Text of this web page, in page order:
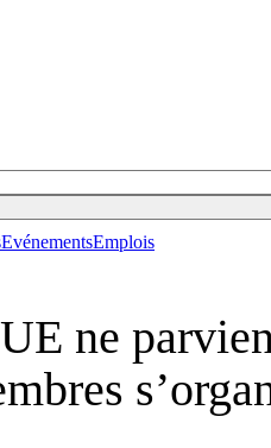
EvénementsEmplois
ne